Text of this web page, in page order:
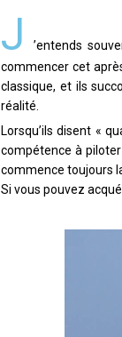
J
’entends
commencer cet
classique, et ils
réalité.
Lorsqu’ils disent «
compétence à
commence toujours
Si vous pouvez